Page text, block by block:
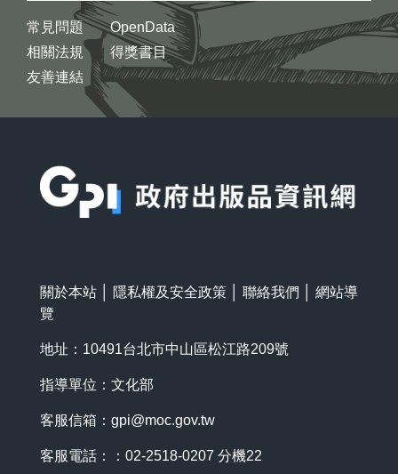
常見問題
相關法規
友善連結
OpenData
得獎書目
關於本站 隱私權及安全政策 聯絡我們
網站導
覽
地址：10491台北市中山區松江路209號
指導單位：文化部
客服信箱： gpi@moc.gov.tw
客服電話：：02-2518-0207 分機22